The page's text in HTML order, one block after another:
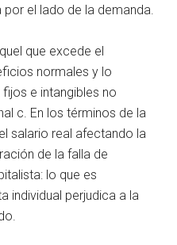
el lado de la demanda.
que excede el
normales y lo
e intangibles no
c. En los términos de la
salario real afectando la
de la falla de
lo que es
individual perjudica a la